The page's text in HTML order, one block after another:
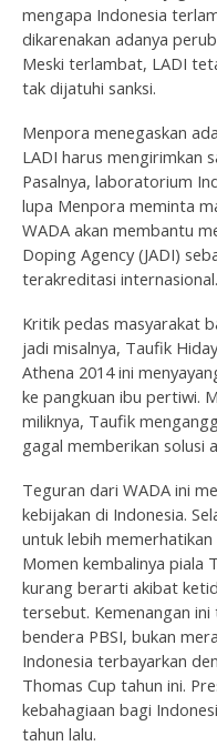
mengapa Indonesia
dikarenakan adanya
Meski terlambat, LADI
tak dijatuhi sanksi.
Menpora menegaskan
LADI harus mengirimkan
Pasalnya, laboratorium
lupa Menpora meminta
WADA akan membantu
Doping Agency (JADI)
terakreditasi internasional.
Kritik pedas masyarakat
jadi misalnya, Taufik
Athena 2014 ini
ke pangkuan ibu pertiwi.
miliknya, Taufik
gagal memberikan solusi
Teguran dari WADA ini
kebijakan di Indonesia.
untuk lebih
Momen kembalinya piala
kurang berarti akibat
tersebut. Kemenangan
bendera PBSI, bukan
Indonesia terbayarkan
Thomas Cup tahun ini.
kebahagiaan bagi
tahun lalu.